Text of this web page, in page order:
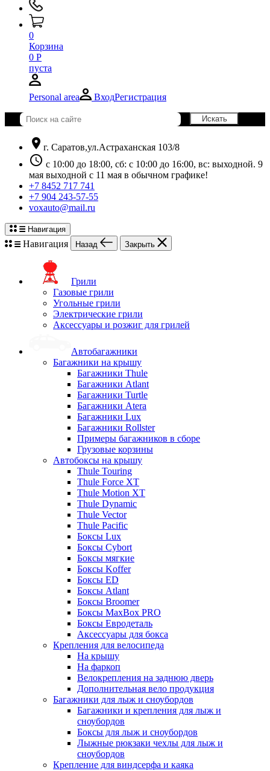
0
Корзина
0 Р
пуста
Personal area ВходРегистрация
location_on г. Саратов,ул.Астраханская 103/8
schedule с 10:00 до 18:00, сб: с 10:00 до 16:00, вс: выходной. 9
мая выходной с 11 мая в обычном графике!
+7 8452 717 741
+7 904 243-57-55
voxauto@mail.ru
Навигация
Навигация Назад Закрыть
Грили
Газовые грили
Угольные грили
Электрические грили
Аксессуары и розжиг для грилей
Автобагажники
Багажники на крышу
Багажники Thule
Багажники Atlant
Багажники Turtle
Багажники Atera
Багажники Lux
Багажники Rollster
Примеры багажников в сборе
Грузовые корзины
Автобоксы на крышу
Thule Touring
Thule Force XT
Thule Motion XT
Thule Dynamic
Thule Vector
Thule Pacific
Боксы Lux
Боксы Cybort
Боксы мягкие
Боксы Koffer
Боксы ED
Боксы Atlant
Боксы Broomer
Боксы MaxBox PRO
Боксы Евродеталь
Аксессуары для бокса
Крепления для велосипеда
На крышу
На фаркоп
Велокрепления на заднюю дверь
Дополнительная вело продукция
Багажники для лыж и сноубордов
Багажники и крепления для лыж и
сноубордов
Боксы для лыж и сноубордов
Лыжные рюкзаки чехлы для лыж и
сноубордов
Крепление для виндсерфа и каяка